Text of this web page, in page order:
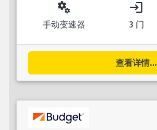
miscellaneous_services
手动变速器
login
3 门
查看详情...